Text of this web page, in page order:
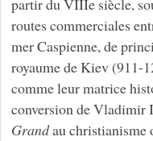
partir du VIIIe siècle,
routes commerciales
mer Caspienne, de
royaume de Kiev (911-
comme leur matrice
conversion de Vladimir
Grandau christianisme